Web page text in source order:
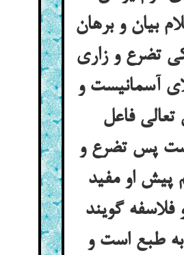
بیان و برهان
تضرع و زاری
آسمانیست و
فاعل
پس تضرع و
پیش او مفید
فلاسفه گویند
طبع است و